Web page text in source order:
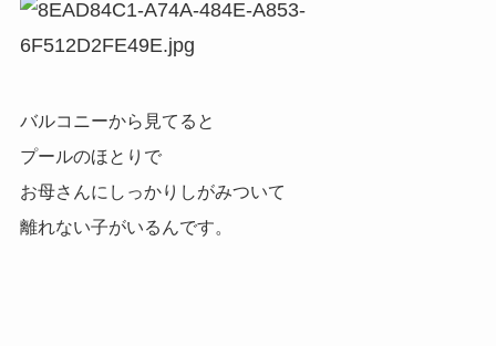
バルコニーから見てると
プールのほとりで
お母さんにしっかりしがみついて
離れない子がいるんです。